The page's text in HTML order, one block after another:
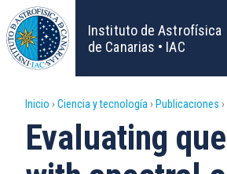
Pasar
al
contenido
principal
Instituto de Astrofísica
de Canarias • IAC
Sobrescribir
enlaces
Inicio Ciencia y tecnología Publicaciones
Evaluating